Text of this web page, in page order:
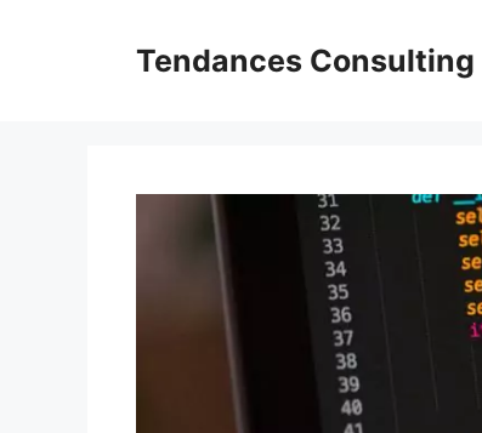
Tendances Consulting